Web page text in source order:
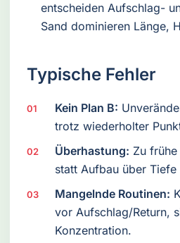
entscheiden Aufschlag-
Sand dominieren Länge,
Typische Fehler
Kein Plan B:
trotz wiederholter
Überhastung: Zu
statt Aufbau über Tiefe
Mangelnde Routinen:
vor Aufschlag/Return,
Konzentration.